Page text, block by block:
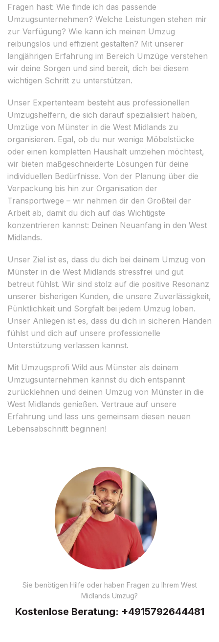
Fragen hast: Wie finde ich das passende
Umzugsunternehmen? Welche Leistungen stehen mir
zur Verfügung? Wie kann ich meinen Umzug
reibungslos und effizient gestalten? Mit unserer
langjährigen Erfahrung im Bereich Umzüge verstehen
wir deine Sorgen und sind bereit, dich bei diesem
wichtigen Schritt zu unterstützen.
Unser Expertenteam besteht aus professionellen
Umzugshelfern, die sich darauf spezialisiert haben,
Umzüge von Münster in die West Midlands zu
organisieren. Egal, ob du nur wenige Möbelstücke
oder einen kompletten Haushalt umziehen möchtest,
wir bieten maßgeschneiderte Lösungen für deine
individuellen Bedürfnisse. Von der Planung über die
Verpackung bis hin zur Organisation der
Transportwege – wir nehmen dir den Großteil der
Arbeit ab, damit du dich auf das Wichtigste
konzentrieren kannst: Deinen Neuanfang in den West
Midlands.
Unser Ziel ist es, dass du dich bei deinem Umzug von
Münster in die West Midlands stressfrei und gut
betreut fühlst. Wir sind stolz auf die positive Resonanz
unserer bisherigen Kunden, die unsere Zuverlässigkeit,
Pünktlichkeit und Sorgfalt bei jedem Umzug loben.
Unser Anliegen ist es, dass du dich in sicheren Händen
fühlst und dich auf unsere professionelle
Unterstützung verlassen kannst.
Mit Umzugsprofi Wild aus Münster als deinem
Umzugsunternehmen kannst du dich entspannt
zurücklehnen und deinen Umzug von Münster in die
West Midlands genießen. Vertraue auf unsere
Erfahrung und lass uns gemeinsam diesen neuen
Lebensabschnitt beginnen!
Sie benötigen Hilfe oder haben Fragen zu Ihrem West
Midlands Umzug?
Kostenlose Beratung: +4915792644481